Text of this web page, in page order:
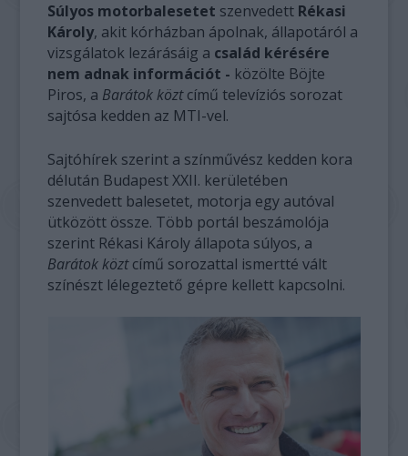
Súlyos motorbalesetet szenvedett Rékasi
Károly, akit kórházban ápolnak, állapotáról a
vizsgálatok lezárásáig a család kérésére
nem adnak információt - közölte Böjte
Piros, a Barátok köztcímű televíziós sorozat
sajtósa kedden az MTI-vel.
Sajtóhírek szerint a színművész kedden kora
délután Budapest XXII. kerületében
szenvedett balesetet, motorja egy autóval
ütközött össze. Több portál beszámolója
szerint Rékasi Károly állapota súlyos, a
Barátok köztcímű sorozattal ismertté vált
színészt lélegeztető gépre kellett kapcsolni.